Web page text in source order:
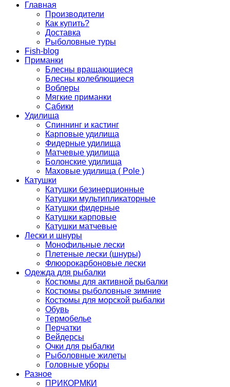
Главная
Производители
Как купить?
Доставка
Рыболовные туры
Fish-blog
Приманки
Блесны вращающиеся
Блесны колеблющиеся
Воблеры
Мягкие приманки
Сабики
Удилища
Спиннинг и кастинг
Карповые удилища
Фидерные удилища
Матчевые удилища
Болонские удилища
Маховые удилища ( Pole )
Катушки
Катушки безинерционные
Катушки мультипликаторные
Катушки фидерные
Катушки карповые
Катушки матчевые
Лески и шнуры
Монофильные лески
Плетеные лески (шнуры)
Флюорокарбоновые лески
Одежда для рыбалки
Костюмы для активной рыбалки
Костюмы рыболовные зимние
Костюмы для морской рыбалки
Обувь
Термобелье
Перчатки
Вейдерсы
Очки для рыбалки
Рыболовные жилеты
Головные уборы
Разное
ПРИКОРМКИ